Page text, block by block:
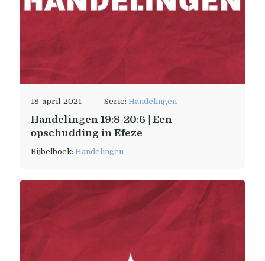
18-april-2021 Serie: Handelingen
Handelingen 19:8-20:6 | Een
opschudding in Efeze
Bijbelboek: Handelingen